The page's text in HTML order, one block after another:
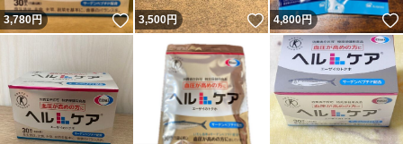
3,780円 いいね！
3,500円 いいね！
4,800円